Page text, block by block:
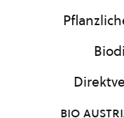
bio